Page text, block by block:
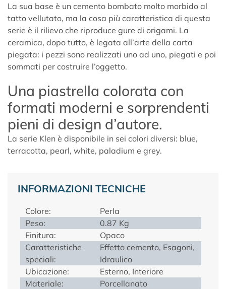
La sua base è un cemento bombato molto morbido al
tatto vellutato, ma la cosa più caratteristica di questa
serie è il rilievo che riproduce gure di origami. La
ceramica, dopo tutto, è legata all’arte della carta
piegata: i pezzi sono realizzati uno ad uno, piegati e poi
sommati per costruire l’oggetto.
Una piastrella colorata con
formati moderni e sorprendenti
pieni di design d’autore.
La serie Klen è disponibile in sei colori diversi: blue,
terracotta, pearl, white, paladium e grey.
INFORMAZIONI TECNICHE
Colore:
Perla
Peso:
0.87 Kg
Finitura:
Opaco
Caratteristiche
speciali:
Effetto cemento, Esagoni,
Idraulico
Ubicazione:
Esterno, Interiore
Materiale:
Porcellanato